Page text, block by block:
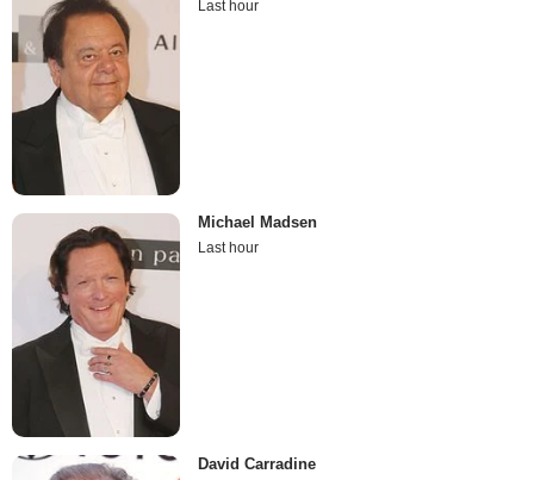
Last hour
Michael Madsen
Last hour
David Carradine